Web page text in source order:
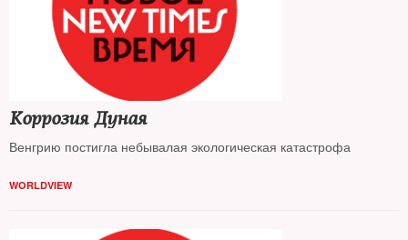
Коррозия Дуная
Венгрию постигла небывалая экологическая катастрофа
WORLDVIEW